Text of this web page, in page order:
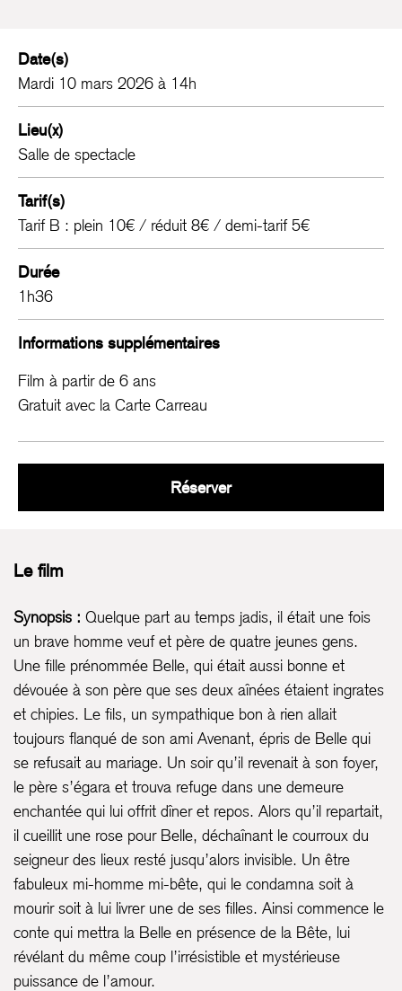
Date(s)
Mardi 10 mars 2026 à 14h
Lieu(x)
Salle de spectacle
Tarif(s)
Tarif B : plein 10€ / réduit 8€ / demi-tarif 5€
Durée
1h36
Informations supplémentaires
Film à partir de 6 ans
Gratuit avec la Carte Carreau
RéserverLa Belle et la Bête
Le film
Synopsis : Quelque part au temps jadis, il était une fois
un brave homme veuf et père de quatre jeunes gens.
Une fille prénommée Belle, qui était aussi bonne et
dévouée à son père que ses deux aînées étaient ingrates
et chipies. Le fils, un sympathique bon à rien allait
toujours flanqué de son ami Avenant, épris de Belle qui
se refusait au mariage. Un soir qu’il revenait à son foyer,
le père s’égara et trouva refuge dans une demeure
enchantée qui lui offrit dîner et repos. Alors qu’il repartait,
il cueillit une rose pour Belle, déchaînant le courroux du
seigneur des lieux resté jusqu’alors invisible. Un être
fabuleux mi-homme mi-bête, qui le condamna soit à
mourir soit à lui livrer une de ses filles. Ainsi commence le
conte qui mettra la Belle en présence de la Bête, lui
révélant du même coup l’irrésistible et mystérieuse
puissance de l’amour.